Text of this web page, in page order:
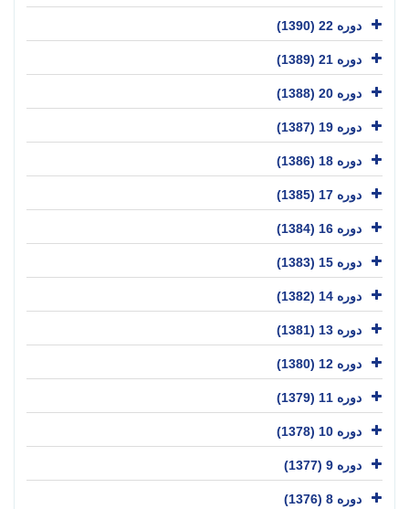
دوره 22 (1390)
دوره 21 (1389)
دوره 20 (1388)
دوره 19 (1387)
دوره 18 (1386)
دوره 17 (1385)
دوره 16 (1384)
دوره 15 (1383)
دوره 14 (1382)
دوره 13 (1381)
دوره 12 (1380)
دوره 11 (1379)
دوره 10 (1378)
دوره 9 (1377)
دوره 8 (1376)